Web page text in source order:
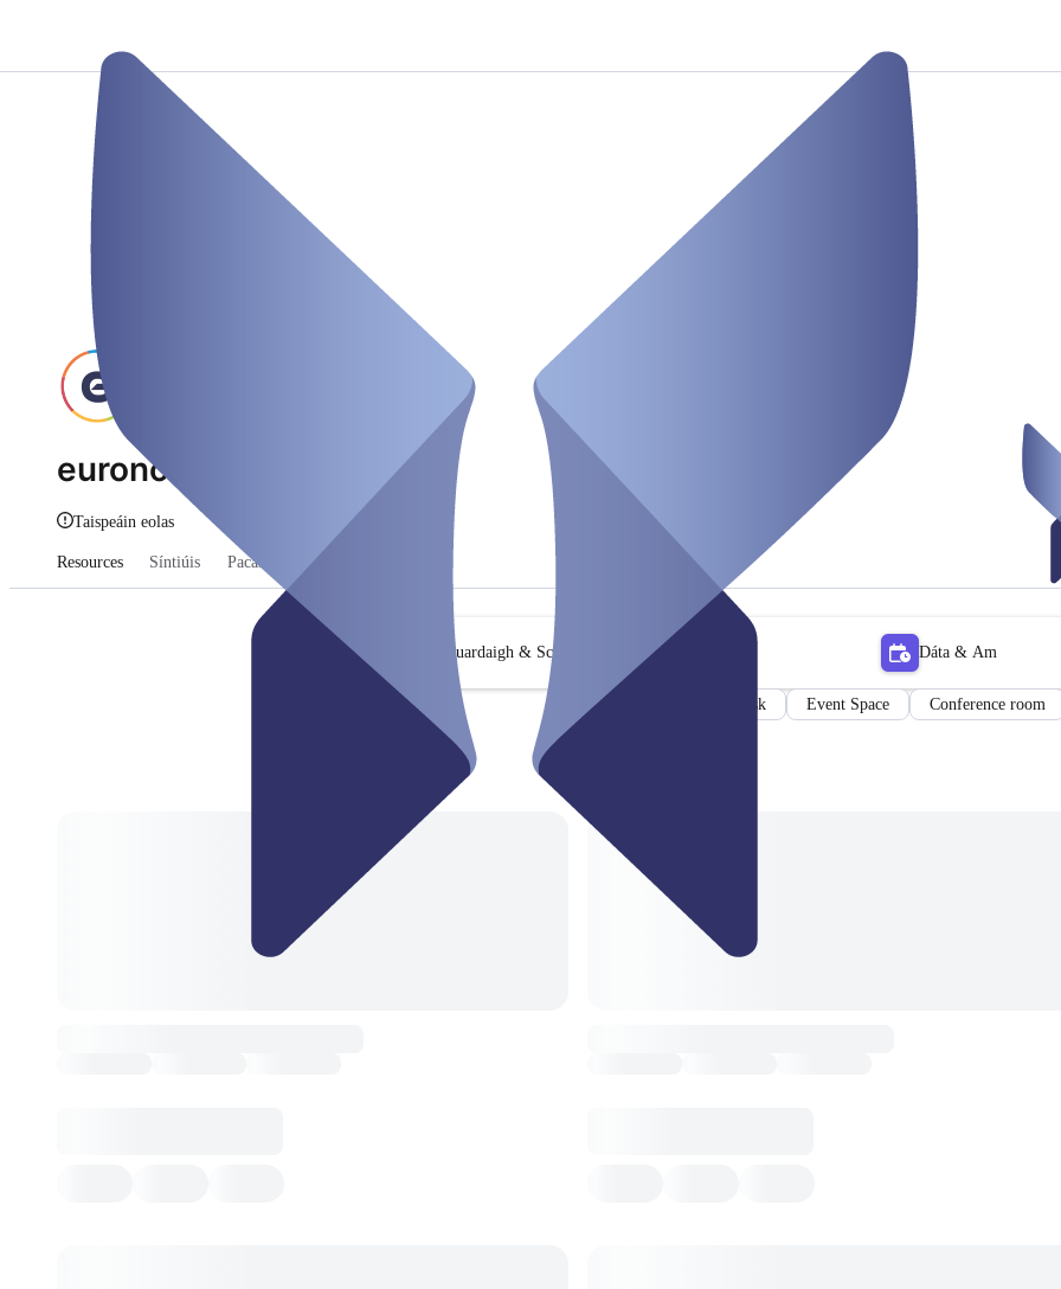
euronova Campus
Taispeáin eolas
Resources Síntiúis Pacáistí & Dearbháin
Cuardaigh & Scagaire Dáta & Am
Flex Desk Event Space Conference room